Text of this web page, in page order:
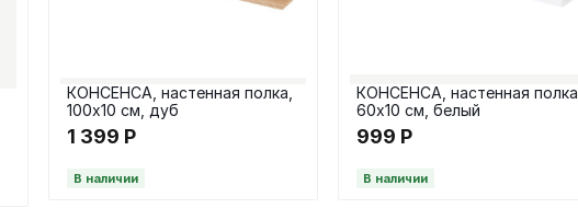
КОНСЕНСА, настенная полка,
100х10 см, дуб
1 399 Р
В наличии
КОНСЕНСА, настенная полка,
60х10 см, белый
999 Р
В наличии